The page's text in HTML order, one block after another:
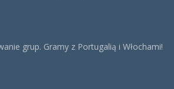
grup. Gramy z Portugalią i Włochami!